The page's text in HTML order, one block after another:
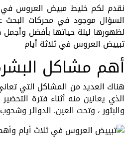
نقدم لكم خليط مبيض العروس في
السؤال موجود في محركات البحث
لظهورها ليلة حياتها بأفضل
تبييض العروس في ثلاثة أيام
أهم مشاكل
هناك العديد من المشاكل التي
الذي يعانين منه أثناء فترة
والبثور ، وتحت العين. الدوائر